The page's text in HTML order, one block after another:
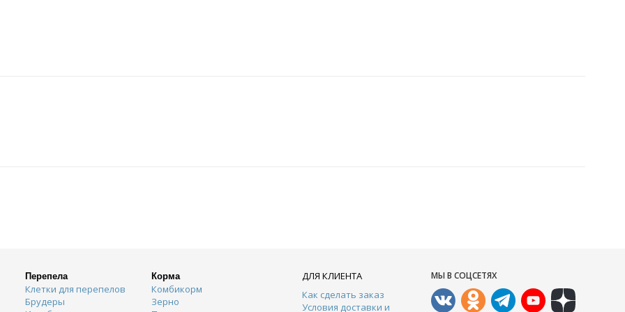
Перепела
Клетки для перепелов
Брудеры
Корма
Комбикорм
Зерно
ДЛЯ КЛИЕНТА
Как сделать заказ
Условия доставки и
МЫ В СОЦСЕТЯХ